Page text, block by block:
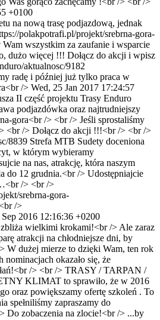
+0100
na nową trasę podjazdową, jednak
polakpotrafi.pl/projekt/srebrna-gora-
wszystkim za zaufanie i wsparcie
dużo więcej !!! Dołącz do akcji i wpisz
aktualnosc/9182
radę i później już tylko praca w
/> Wed, 25 Jan 2017 17:24:57
II część projektu Trasy Enduro
podjazdówka oraz najtrudniejszy
gora<br /> <br /> Jeśli sprostaliśmy
<br /> Dołącz do akcji !!!<br /> <br />
8839 Strefa MTB Sudety doceniona
w którym wybieramy
na nas, atrakcję, która naszym
do 12 grudnia.<br /> Udostępniajcie
/> <br />
srebrna-gora-
/>
2016 12:16:36 +0200
wielkimi krokami!<br /> Ale zaraz
atrakcji na chłodniejsze dni, by
W dużej mierze to dzięki Wam, ten rok
okazało się, że
/> <br /> TRASY / TARPAN /
KLIMAT to sprawiło, że w 2016
oraz powiększamy ofertę szkoleń . To
spełniliśmy zapraszamy do
Do zobaczenia na zlocie!<br /> ...by